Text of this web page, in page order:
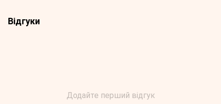
Відгуки
Додайте перший відгук